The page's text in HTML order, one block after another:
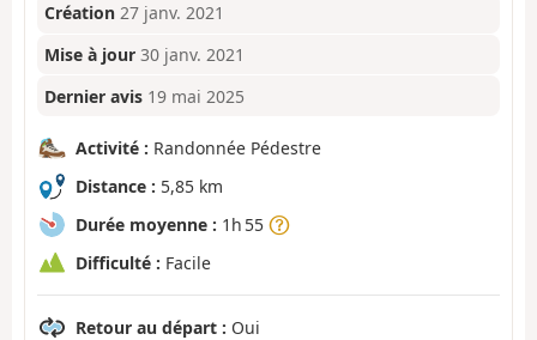
Création 27 janv. 2021
Mise à jour 30 janv. 2021
Dernier avis 19 mai 2025
Activité : Randonnée Pédestre
Distance : 5,85 km
Durée moyenne : 1h 55
Difficulté : Facile
Retour au départ : Oui